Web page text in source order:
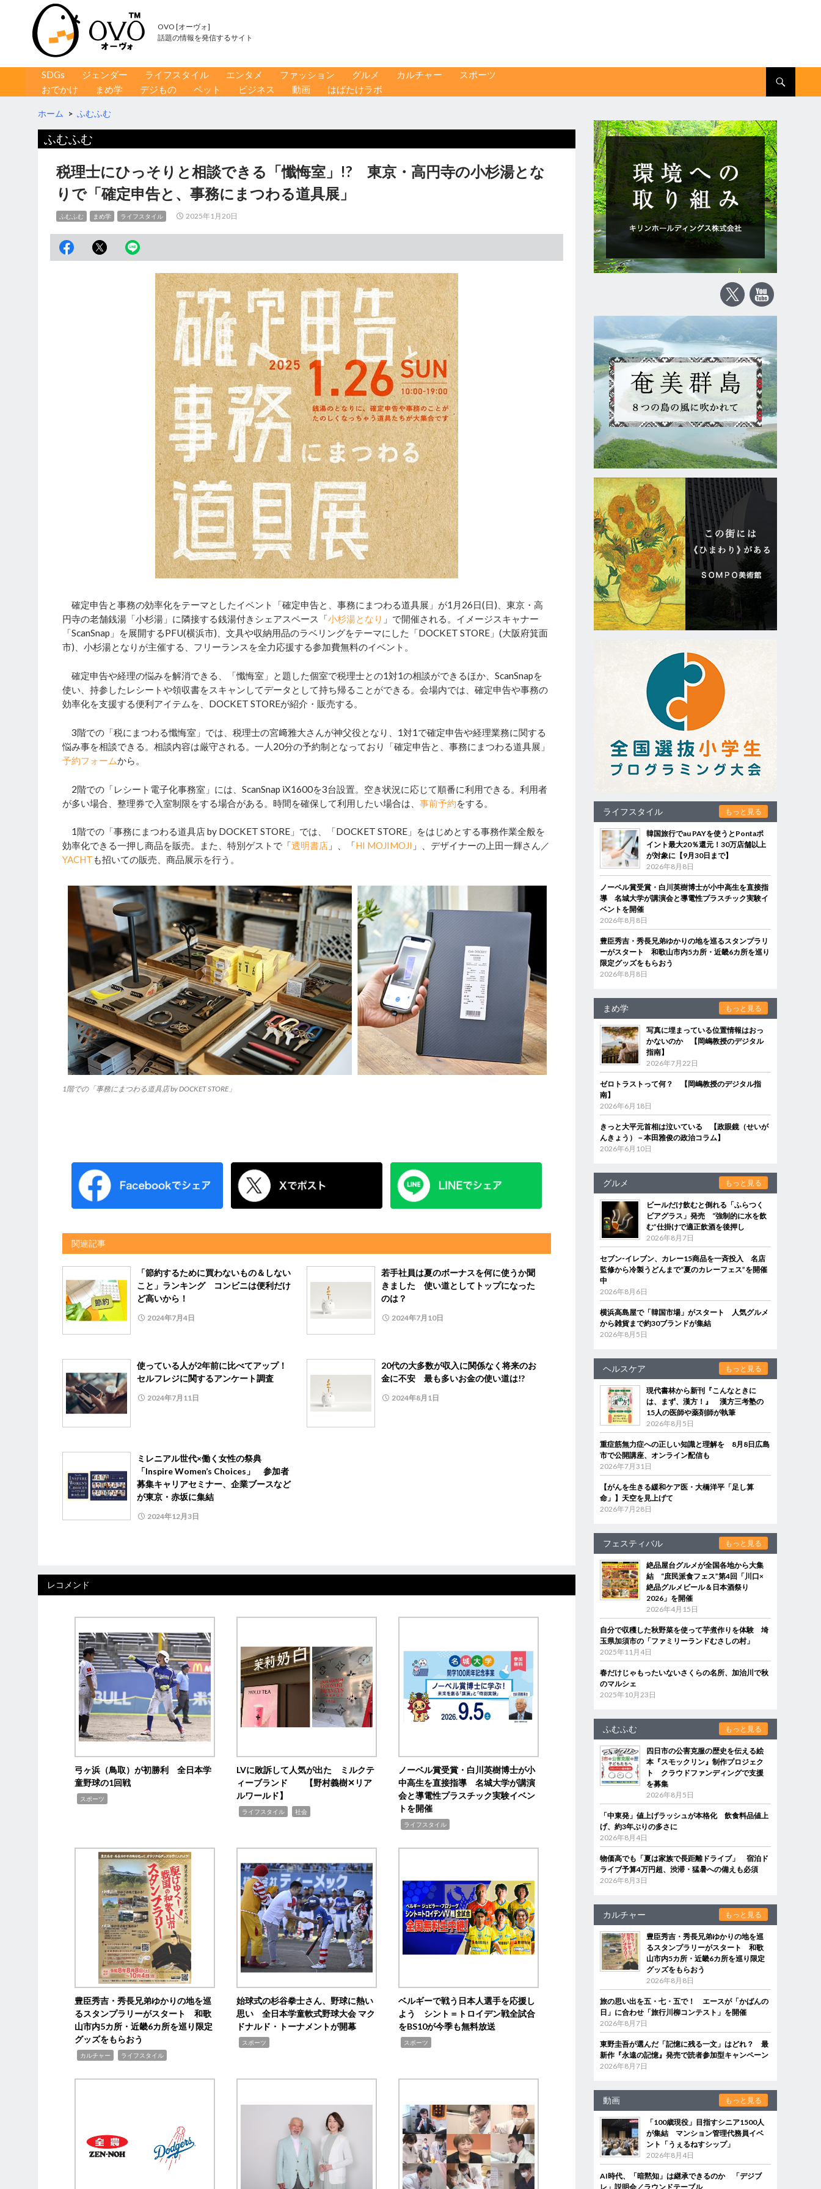
OVO [オーヴォ]
話題の情報を発信するサイト
コンテンツへ移動
SDGs ジェンダー ライフスタイル エンタメ ファッション グルメ カルチャー
スポーツ
おでかけ
まめ学 デジもの ペット ビジネス 動画 はばたけラボ
ホーム > ふむふむ
ふむふむ
税理士にひっそりと相談できる「懺悔室」!? 東京・高円寺の小杉湯とな
りで「確定申告と、事務にまつわる道具展」
ふむふむ まめ学 ライフスタイル 2025年1月20日
確定申告と事務の効率化をテーマとしたイベント「確定申告と、事務にまつわる道具展」が1月26日(日)、東京・高
円寺の老舗銭湯「小杉湯」に隣接する銭湯付きシェアスペース「小杉湯となり 」で開催される。イメージスキャナー
「ScanSnap」を展開するPFU(横浜市)、文具や収納用品のラベリングをテーマにした「DOCKET STORE」(大阪府箕面
市)、小杉湯となりが主催する、フリーランスを全力応援する参加費無料のイベント。
確定申告や経理の悩みを解消できる、「懺悔室」と題した個室で税理士との1対1の相談ができるほか、ScanSnapを
使い、持参したレシートや領収書をスキャンしてデータとして持ち帰ることができる。会場内では、確定申告や事務の
効率化を支援する便利アイテムを、DOCKET STOREが紹介・販売する。
3階での「税にまつわる懺悔室」では、税理士の宮﨑雅大さんが神父役となり、1対1で確定申告や経理業務に関する
悩み事を相談できる。相談内容は厳守される。一人20分の予約制となっており「確定申告と、事務にまつわる道具展」
予約フォームから。
2階での「レシート電子化事務室」には、ScanSnap iX1600を3台設置。空き状況に応じて順番に利用できる。利用者
が多い場合、整理券で入室制限をする場合がある。時間を確保して利用したい場合は、 事前予約をする。
1階での「事務にまつわる道具店 by DOCKET STORE」では、「DOCKET STORE」をはじめとする事務作業全般を
効率化できる一押し商品を販売。また、特別ゲストで「透明書店 」、「HI MOJIMOJI 」、デザイナーの上田一輝さん／
YACHT も招いての販売、商品展示を行う。
1階での「事務にまつわる道具店 by DOCKET STORE」
関連記事
「節約するために買わないもの＆しない
こと」ランキング コンビニは便利だけ
ど高いから！
2024年7月4日
若手社員は夏のボーナスを何に使うか聞
きました 使い道としてトップになった
のは？
2024年7月10日
使っている人が2年前に比べてアップ！
セルフレジに関するアンケート調査
2024年7月11日
20代の大多数が収入に関係なく将来のお
金に不安 最も多いお金の使い道は!?
2024年8月1日
ミレニアル世代×働く女性の祭典
「Inspire Women’s Choices」 参加者
募集キャリアセミナー、企業ブースなど
が東京・赤坂に集結
2024年12月3日
レコメンド
弓ヶ浜（鳥取）が初勝利 全日本学
童野球の1回戦
スポーツ
LVに敗訴して人気が出た ミルクテ
ィーブランド 【野村義樹✕リア
ルワールド】
ライフスタイル 社会
ノーベル賞受賞・白川英樹博士が小
中高生を直接指導 名城大学が講演
会と導電性プラスチック実験イベン
トを開催
ライフスタイル
豊臣秀吉・秀長兄弟ゆかりの地を巡
るスタンプラリーがスタート 和歌
山市内5カ所・近畿6カ所を巡り限定
グッズをもらおう
カルチャー ライフスタイル
始球式の杉谷拳士さん、野球に熱い
思い 全日本学童軟式野球大会 マク
ドナルド・トーナメントが開幕
スポーツ
ベルギーで戦う日本人選手を応援し
よう シント＝トロイデン戦全試合
をBS10が今季も無料放送
スポーツ
ライフスタイル もっと見る
韓国旅行でau PAYを使うとPontaポ
イント最大20％還元！30万店舗以上
が対象に【9月30日まで】
2026年8月8日
ノーベル賞受賞・白川英樹博士が小中高生を直接指
導 名城大学が講演会と導電性プラスチック実験イ
ベントを開催
2026年8月8日
豊臣秀吉・秀長兄弟ゆかりの地を巡るスタンプラリ
ーがスタート 和歌山市内5カ所・近畿6カ所を巡り
限定グッズをもらおう
2026年8月8日
まめ学 もっと見る
写真に埋まっている位置情報はおっ
かないのか 【岡嶋教授のデジタル
指南】
2026年7月22日
ゼロトラストって何？ 【岡嶋教授のデジタル指
南】
2026年6月18日
きっと大平元首相は泣いている 【政眼鏡（せいが
んきょう）－本田雅俊の政治コラム】
2026年6月10日
グルメ もっと見る
ビールだけ飲むと倒れる「ふらつく
ビアグラス」発売 “強制的に水を飲
む”仕掛けで適正飲酒を後押し
2026年8月7日
セブン‐イレブン、カレー15商品を一斉投入 名店
監修から冷製うどんまで“夏のカレーフェス”を開催
中
2026年8月6日
横浜高島屋で「韓国市場」がスタート 人気グルメ
から雑貨まで約30ブランドが集結
2026年8月5日
ヘルスケア もっと見る
現代書林から新刊『こんなときに
は、まず、漢方！』 漢方三考塾の
15人の医師や薬剤師が執筆
2026年8月5日
重症筋無力症への正しい知識と理解を 8月8日広島
市で公開講座、オンライン配信も
2026年7月31日
【がんを生きる緩和ケア医・大橋洋平「足し算
命」】天空を見上げて
2026年7月28日
フェスティバル もっと見る
絶品屋台グルメが全国各地から大集
結 “庶民派食フェス”第4回「川口×
絶品グルメビール＆日本酒祭り
2026」を開催
2026年4月15日
自分で収穫した秋野菜を使って芋煮作りを体験 埼
玉県加須市の「ファミリーランドむさしの村」
2025年11月4日
春だけじゃもったいないさくらの名所、加治川で秋
のマルシェ
2025年10月23日
ふむふむ もっと見る
四日市の公害克服の歴史を伝える絵
本『スモックリン』制作プロジェク
ト クラウドファンディングで支援
を募集
2026年8月5日
「中東発」値上げラッシュが本格化 飲食料品値上
げ、約3年ぶりの多さに
2026年8月4日
物価高でも「夏は家族で長距離ドライブ」 宿泊ド
ライブ予算4万円超、渋滞・猛暑への備えも必須
2026年8月3日
カルチャー もっと見る
豊臣秀吉・秀長兄弟ゆかりの地を巡
るスタンプラリーがスタート 和歌
山市内5カ所・近畿6カ所を巡り限定
グッズをもらおう
2026年8月8日
旅の思い出を五・七・五で！ エースが「かばんの
日」に合わせ「旅行川柳コンテスト」を開催
2026年8月7日
東野圭吾が選んだ「記憶に残る一文」はどれ？ 最
新作『永遠の記憶』発売で読者参加型キャンペーン
2026年8月7日
動画 もっと見る
「100歳現役」目指すシニア1500人
が集結 マンション管理代務員イベ
ント「うぇるねすシップ」
2026年8月4日
AI時代、「暗黙知」は継承できるのか 「デジブ
レ」説明会／ラウンドテーブル